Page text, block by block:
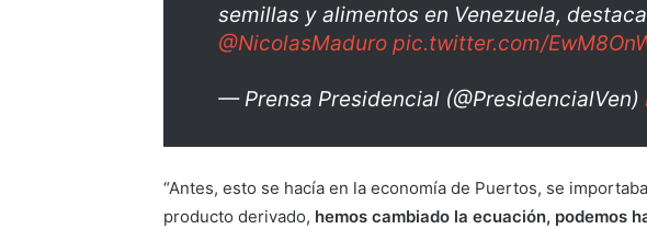
semillas y alimentos en Venezuela,
@NicolasMaduro pic.twitter.com/
— Prensa Presidencial (@PresidencialVen)
“Antes, esto se hacía en la economía de Puertos, se
producto derivado, hemos cambiado la ecuación, podemos